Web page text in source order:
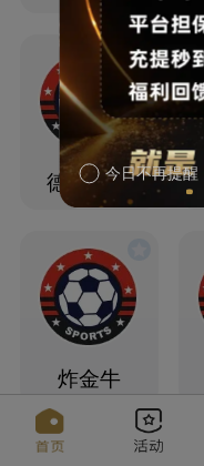
德州扑克
炸金牛
今日不再提醒